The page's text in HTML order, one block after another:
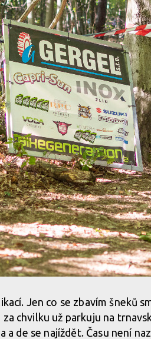
Jen co se zbavím šneků
chvilku už parkuju na
de se najíždět. Času není